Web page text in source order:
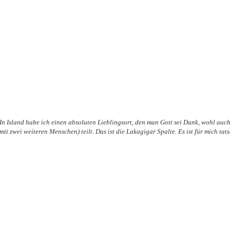
In Island habe ich einen absoluten Lieblingsort, den man Gott sei Dank, wohl
mit zwei weiteren Menschen) teilt. Das ist die Lakagigar Spalte. Es ist für mich